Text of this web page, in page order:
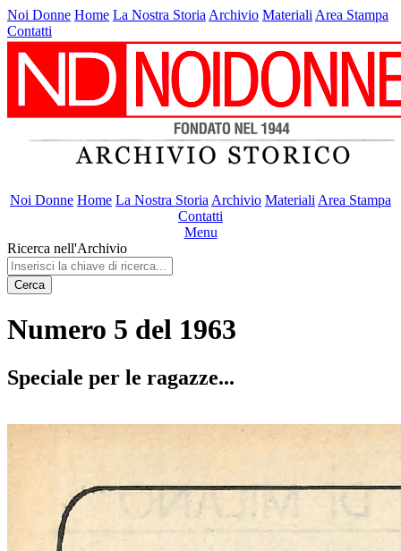
Noi Donne Home La Nostra Storia Archivio Materiali Area Stampa
Contatti
Noi Donne Home La Nostra Storia Archivio Materiali Area Stampa
Contatti
Menu
Ricerca nell'Archivio
Cerca
Numero 5 del 1963
Speciale per le ragazze...